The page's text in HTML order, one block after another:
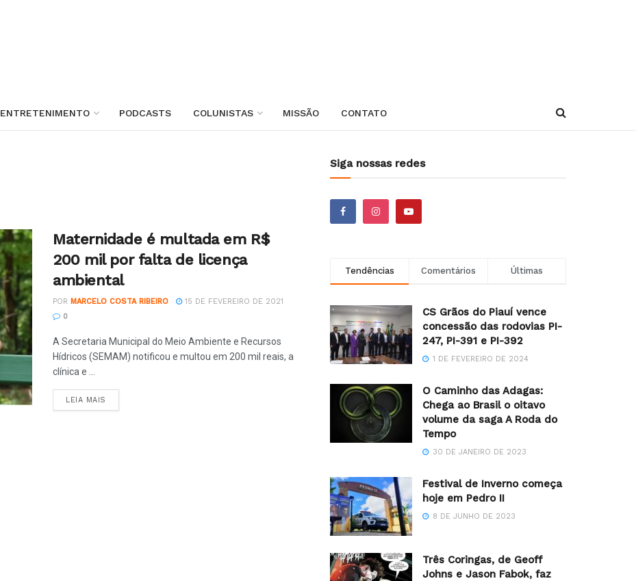
ENTRETENIMENTO PODCASTS COLUNISTAS MISSÃO CONTATO
Maternidade é multada em R$
200 mil por falta de licença
ambiental
POR MARCELO COSTA RIBEIRO
15 DE FEVEREIRO DE 2021
0
A Secretaria Municipal do Meio Ambiente e Recursos
Hídricos (SEMAM) notificou e multou em 200 mil reais, a
clínica e ...
LEIA MAIS
Siga nossas redes
Tendências Comentários Últimas
CS Grãos do Piauí vence
concessão das rodovias PI-
247, PI-391 e PI-392
1 DE FEVEREIRO DE 2024
O Caminho das Adagas:
Chega ao Brasil o oitavo
volume da saga A Roda do
Tempo
30 DE JANEIRO DE 2023
Festival de Inverno começa
hoje em Pedro II
8 DE JUNHO DE 2023
Três Coringas, de Geoff
Johns e Jason Fabok, faz